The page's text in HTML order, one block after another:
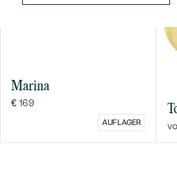
Nebensteine
TYP:
ABMESSUNGEN:
FORM:
FARBE:
G-H
Marina
€ 169
AUF LAGER